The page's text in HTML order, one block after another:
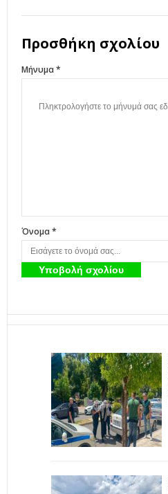
Προσθήκη σχολίου
Μήνυμα *
Όνομα *